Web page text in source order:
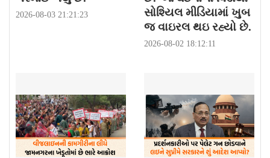
2026-08-03 21:21:23
સોશ્યિલ મીડિયામાં ખુબ
જ વાઇરલ થઇ રહ્યો છે.
2026-08-02 18:12:11